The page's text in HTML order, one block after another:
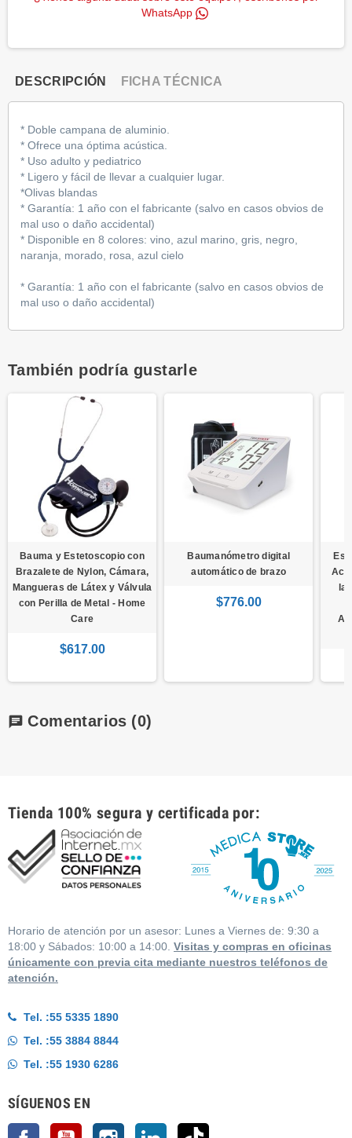
WhatsApp
DESCRIPCIÓN FICHA TÉCNICA
* Doble campana de aluminio.
* Ofrece una óptima acústica.
* Uso adulto y pediatrico
* Ligero y fácil de llevar a cualquier lugar.
*Olivas blandas
* Garantía: 1 año con el fabricante (salvo en casos obvios de
mal uso o daño accidental)
* Disponible en 8 colores: vino, azul marino, gris, negro,
naranja, morado, rosa, azul cielo
* Garantía: 1 año con el fabricante (salvo en casos obvios de
mal uso o daño accidental)
También podría gustarle
Bauma y Estetoscopio con
Brazalete de Nylon, Cámara,
Mangueras de Látex y Válvula
con Perilla de Metal - Home
Care
$617.00
Baumanómetro digital
automático de brazo
$776.00
chat Comentarios (0)
Tienda 100% segura y certificada por:
Horario de atención por un asesor: Lunes a Viernes de: 9:30 a
18:00 y Sábados: 10:00 a 14:00. Visitas y compras en oficinas
únicamente con previa cita mediante nuestros teléfonos de
atención.
Tel. :55 5335 1890
Tel. :55 3884 8844
Tel. :55 1930 6286
SÍGUENOS EN
Facebook YouTube Instagram LinkedIn